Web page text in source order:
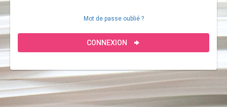
Mot de passe oublié ?
CONNEXION